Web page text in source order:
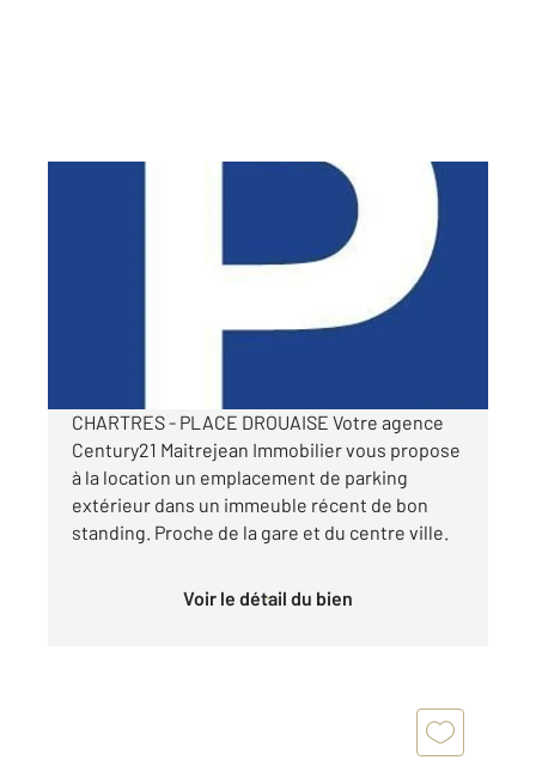
CHARTRES - PLACE DROUAISE Votre agence
Century21 Maitrejean Immobilier vous propose
à la location un emplacement de parking
extérieur dans un immeuble récent de bon
standing. Proche de la gare et du centre ville.
Voir le détail du bien